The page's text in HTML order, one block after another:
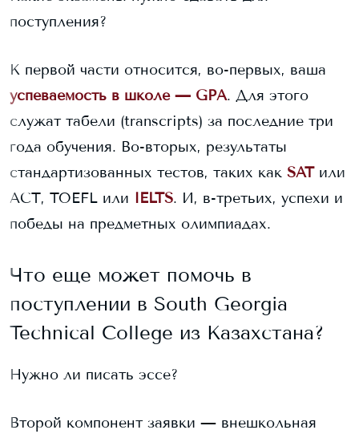
поступления?
К первой части относится, во-первых, ваша
успеваемость в школе — GPA. Для этого
служат табели (transcripts) за последние три
года обучения. Во-вторых, результаты
стандартизованных тестов, таких как SAT или
ACT, TOEFL или IELTS. И, в-третьих, успехи и
победы на предметных олимпиадах.
Что еще может помочь в
поступлении в South Georgia
Technical College из Казахстана?
Нужно ли писать эссе?
Второй компонент заявки — внешкольная